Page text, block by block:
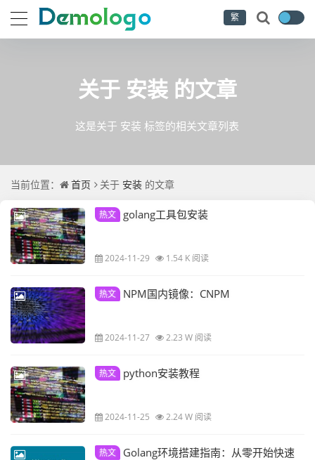
繁
关于 安装 的文章
这是关于 安装 标签的相关文章列表
当前位置： 首页 关于 安装 的文章
热文 golang工具包安装
2024-11-29 1.54 K 阅读
热文 NPM国内镜像：CNPM
2024-11-27 2.23 W 阅读
热文 python安装教程
2024-11-25 2.24 W 阅读
热文
Golang环境搭建指南：从零开始快速